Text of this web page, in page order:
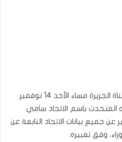
وأوضح الطبوبي في تصريح لقناة الجزيرة مساء الأحد 14 نوفمبر
المتحدث باسم الاتحاد سامي
عن جميع بيانات الاتحاد النابعة عن
وفق تعبيره.